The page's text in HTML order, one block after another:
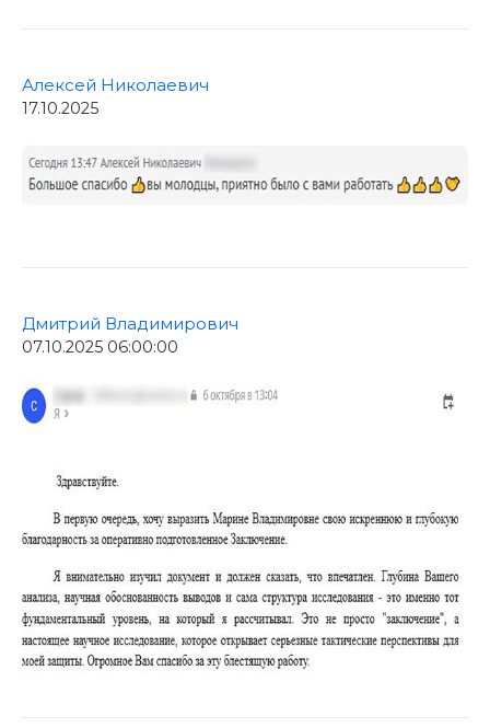
Алексей Николаевич
17.10.2025
Дмитрий Владимирович
07.10.2025 06:00:00